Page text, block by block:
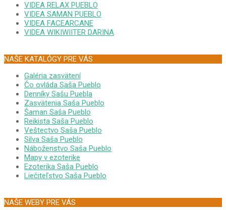
VIDEA RELAX PUEBLO
VIDEA SAMAN PUEBLO
VIDEA FACEARCANE
VIDEA WIKIWIITER DARINA
NAŠE KATALÓGY PRE VÁS
Galéria zasvätení
Čo ovláda Saša Pueblo
Denníky Sašu Puebla
Zasvätenia Saša Pueblo
Šaman Saša Pueblo
Reikista Saša Pueblo
Veštectvo Saša Pueblo
Silva Saša Pueblo
Náboženstvo Saša Pueblo
Mapy v ezoterike
Ezoterika Saša Pueblo
Liečiteľstvo Saša Pueblo
NAŠE WEBY PRE VÁS